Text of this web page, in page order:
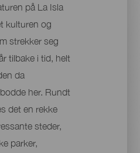
på La Isla
kulturen og
strekker seg
tilbake i tid, helt
da
her. Rundt
det en rekke
steder,
parker,